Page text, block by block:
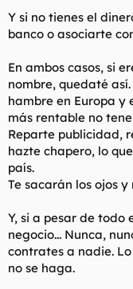
Y si no tienes el
banco o asociarte
En ambos casos, si
nombre, quedaté
hambre en Europa y
más rentable no
Reparte publicidad,
hazte chapero, lo
país.
Te sacarán los ojos
Y, si a pesar de todo
negocio... Nunca,
contrates a nadie.
no se haga.